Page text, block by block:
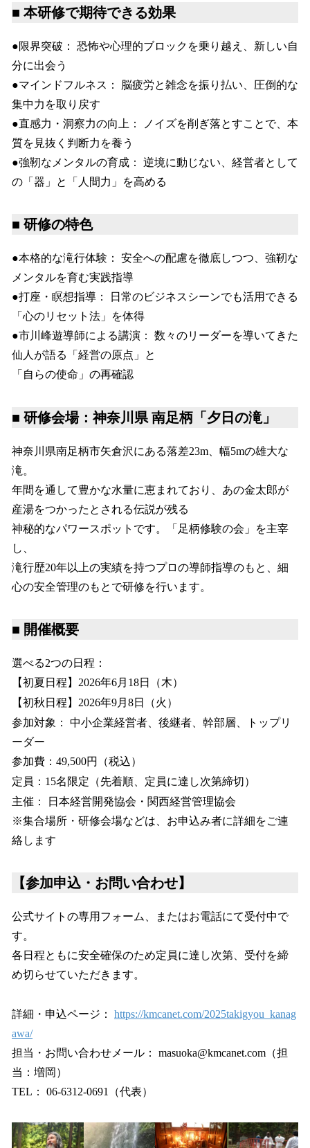
■ 本研修で期待できる効果
●限界突破： 恐怖や心理的ブロックを乗り越え、新しい自
分に出会う
●マインドフルネス： 脳疲労と雑念を振り払い、圧倒的な
集中力を取り戻す
●直感力・洞察力の向上： ノイズを削ぎ落とすことで、本
質を見抜く判断力を養う
●強靭なメンタルの育成： 逆境に動じない、経営者として
の「器」と「人間力」を高める
■ 研修の特色
●本格的な滝行体験： 安全への配慮を徹底しつつ、強靭な
メンタルを育む実践指導
●打座・瞑想指導： 日常のビジネスシーンでも活用できる
「心のリセット法」を体得
●市川峰遊導師による講演： 数々のリーダーを導いてきた
仙人が語る「経営の原点」と
「自らの使命」の再確認
■ 研修会場：神奈川県 南足柄「夕日の滝」
神奈川県南足柄市矢倉沢にある落差23m、幅5mの雄大な
滝。
年間を通して豊かな水量に恵まれており、あの金太郎が
産湯をつかったとされる伝説が残る
神秘的なパワースポットです。「足柄修験の会」を主宰
し、
滝行歴20年以上の実績を持つプロの導師指導のもと、細
心の安全管理のもとで研修を行います。
■ 開催概要
選べる2つの日程：
【初夏日程】2026年6月18日（木）
【初秋日程】2026年9月8日（火）
参加対象： 中小企業経営者、後継者、幹部層、トップリ
ーダー
参加費：49,500円（税込）
定員：15名限定（先着順、定員に達し次第締切）
主催： 日本経営開発協会・関西経営管理協会
※集合場所・研修会場などは、お申込み者に詳細をご連
絡します
【参加申込・お問い合わせ】
公式サイトの専用フォーム、またはお電話にて受付中で
す。
各日程ともに安全確保のため定員に達し次第、受付を締
め切らせていただきます。
詳細・申込ページ： https://kmcanet.com/2025takigyou_kanag
awa/
担当・お問い合わせメール： masuoka@kmcanet.com（担
当：増岡）
TEL： 06-6312-0691（代表）